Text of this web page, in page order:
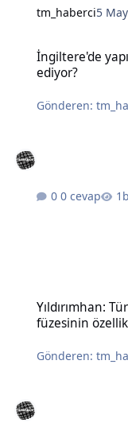
tm_haberci5
İngiltere'de
ediyor?
Gönderen:
0 cevap
Yıldırımhan:
füzesinin
Gönderen: